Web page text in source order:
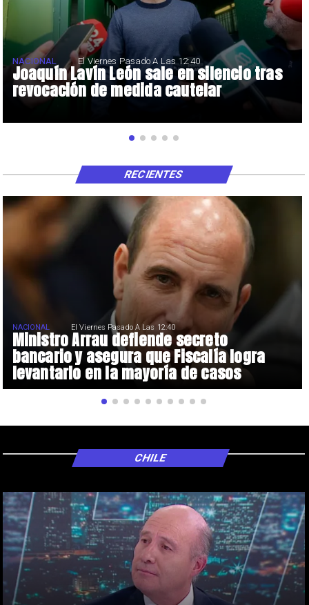
Joaquín Lavín León sale en silencio tras
revocación de medida cautelar
NACIONAL El Viernes Pasado A Las 12:40
Ministro Arrau defiende secreto
bancario y asegura que Fiscalía logra
levantarlo en la mayoría de casos
NACIONAL El Viernes Pasado A Las 12:40
RECIENTES
CHILE